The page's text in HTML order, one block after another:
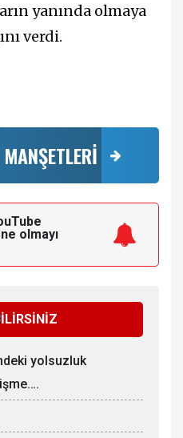
yanında olmaya
verdi.
olmayı
yolsuzluk